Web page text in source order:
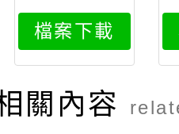
427attach
2
檔案下載
關內容